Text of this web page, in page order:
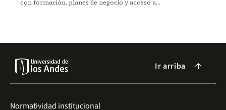
con formación, planes de negocio y acceso a
Ir arriba arrow_forward
Normatividad institucional